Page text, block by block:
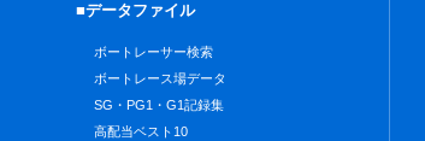
■データファイル
ボートレーサー検索
ボートレース場データ
SG・PG1・G1記録集
高配当ベスト10